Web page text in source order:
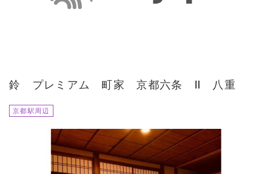
鈴 プレミアム 町家 京都六条 Ⅱ 八重
京都駅周辺